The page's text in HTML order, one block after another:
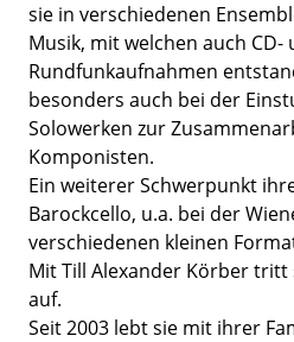
sie in verschiedenen
Musik, mit welchen auch CD-
Rundfunkaufnahmen
besonders auch bei der
Solowerken zur
Komponisten.
Ein weiterer Schwerpunkt
Barockcello, u.a. bei der
verschiedenen kleinen
Mit Till Alexander Körber tritt
auf.
Seit 2003 lebt sie mit ihrer